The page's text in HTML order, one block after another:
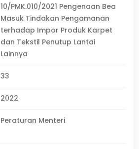
10/PMK.010/2021 Pengenaan Bea
Masuk Tindakan Pengamanan
terhadap Impor Produk Karpet
dan Tekstil Penutup Lantai
Lainnya
33
2022
Peraturan Menteri